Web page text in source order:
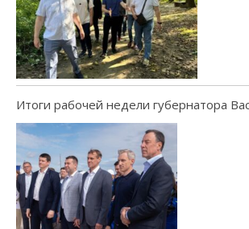
Итоги рабочей недели губернатора